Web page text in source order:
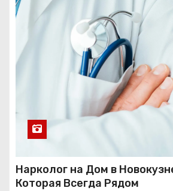
Нарколог на Дом в
Которая Всегда Рядом